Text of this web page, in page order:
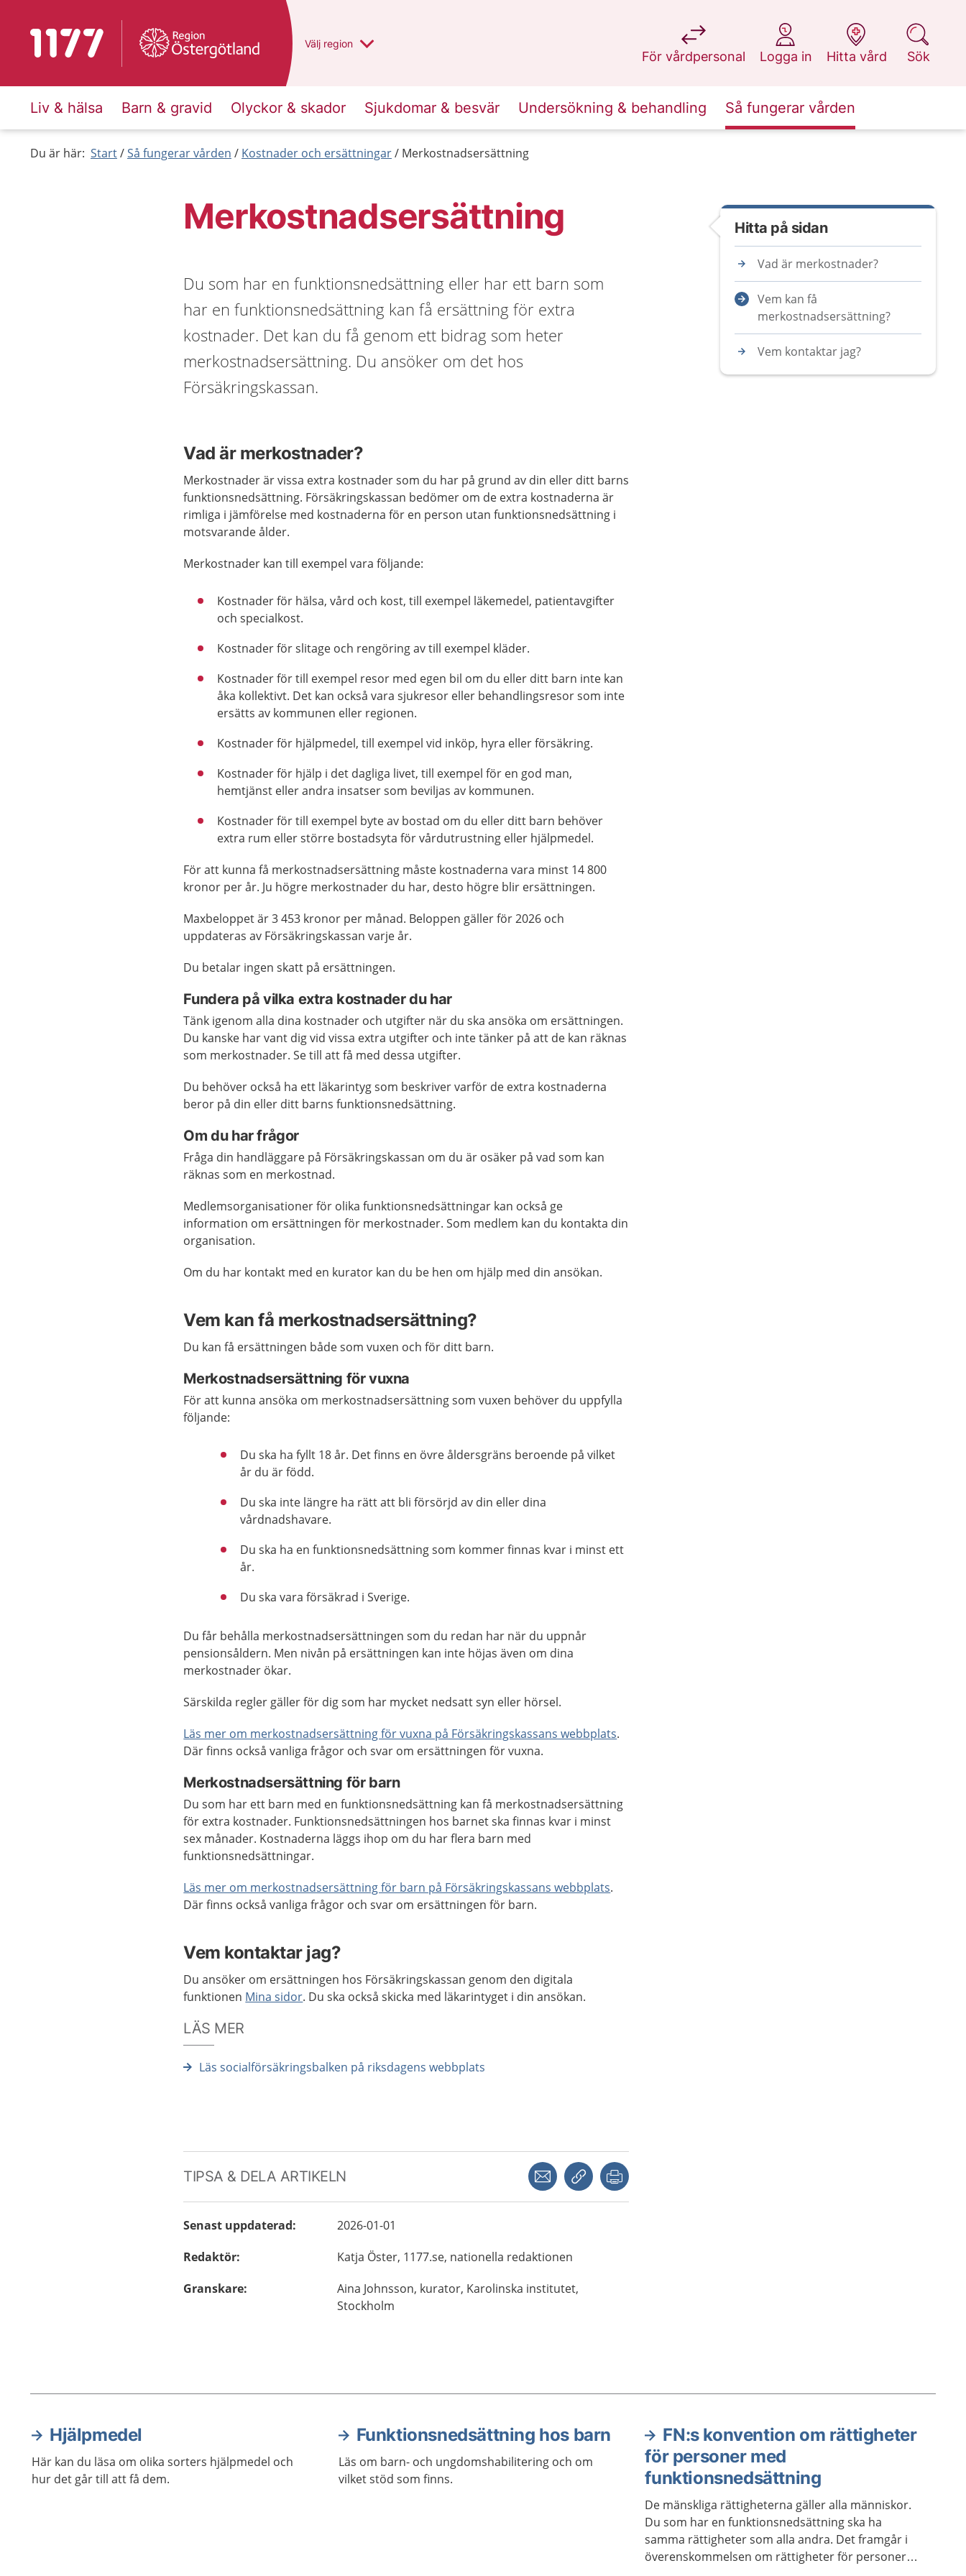
Till startsidan för 1177 Du har valt region
Välj en annan
region
För vårdpersonal
på 1177.se
Logga in
på 1177.se
Hitta vård
på 1177.se
Sök
på 1177.se
Liv & hälsa Barn & gravid Olyckor & skador Sjukdomar & besvär Undersökning & behandling Så fungerar vården
Du är här: Start Så fungerar vården Kostnader och ersättningar Merkostnadsersättning
Merkostnadsersättning
Du som har en funktionsnedsättning eller har ett barn som
har en funktionsnedsättning kan få ersättning för extra
kostnader. Det kan du få genom ett bidrag som heter
merkostnadsersättning. Du ansöker om det hos
Försäkringskassan.
Vad är merkostnader?
Merkostnader är vissa extra kostnader som du har på grund av din eller ditt barns
funktionsnedsättning. Försäkringskassan bedömer om de extra kostnaderna är
rimliga i jämförelse med kostnaderna för en person utan funktionsnedsättning i
motsvarande ålder.
Merkostnader kan till exempel vara följande:
Kostnader för hälsa, vård och kost, till exempel läkemedel, patientavgifter
och specialkost.
Kostnader för slitage och rengöring av till exempel kläder.
Kostnader för till exempel resor med egen bil om du eller ditt barn inte kan
åka kollektivt. Det kan också vara sjukresor eller behandlingsresor som inte
ersätts av kommunen eller regionen.
Kostnader för hjälpmedel, till exempel vid inköp, hyra eller försäkring.
Kostnader för hjälp i det dagliga livet, till exempel för en god man,
hemtjänst eller andra insatser som beviljas av kommunen.
Kostnader för till exempel byte av bostad om du eller ditt barn behöver
extra rum eller större bostadsyta för vårdutrustning eller hjälpmedel.
För att kunna få merkostnadsersättning måste kostnaderna vara minst 14 800
kronor per år. Ju högre merkostnader du har, desto högre blir ersättningen.
Maxbeloppet är 3 453 kronor per månad. Beloppen gäller för 2026 och
uppdateras av Försäkringskassan varje år.
Du betalar ingen skatt på ersättningen.
Fundera på vilka extra kostnader du har
Tänk igenom alla dina kostnader och utgifter när du ska ansöka om ersättningen.
Du kanske har vant dig vid vissa extra utgifter och inte tänker på att de kan räknas
som merkostnader. Se till att få med dessa utgifter.
Du behöver också ha ett läkarintyg som beskriver varför de extra kostnaderna
beror på din eller ditt barns funktionsnedsättning.
Om du har frågor
Fråga din handläggare på Försäkringskassan om du är osäker på vad som kan
räknas som en merkostnad.
Medlemsorganisationer för olika funktionsnedsättningar kan också ge
information om ersättningen för merkostnader. Som medlem kan du kontakta din
organisation.
Om du har kontakt med en kurator kan du be hen om hjälp med din ansökan.
Vem kan få merkostnadsersättning?
Du kan få ersättningen både som vuxen och för ditt barn.
Merkostnadsersättning för vuxna
För att kunna ansöka om merkostnadsersättning som vuxen behöver du uppfylla
följande:
Du ska ha fyllt 18 år. Det finns en övre åldersgräns beroende på vilket
år du är född.
Du ska inte längre ha rätt att bli försörjd av din eller dina
vårdnadshavare.
Du ska ha en funktionsnedsättning som kommer finnas kvar i minst ett
år.
Du ska vara försäkrad i Sverige.
Du får behålla merkostnadsersättningen som du redan har när du uppnår
pensionsåldern. Men nivån på ersättningen kan inte höjas även om dina
merkostnader ökar.
Särskilda regler gäller för dig som har mycket nedsatt syn eller hörsel.
Läs mer om merkostnadsersättning för vuxna på Försäkringskassans webbplats.
Där finns också vanliga frågor och svar om ersättningen för vuxna.
Merkostnadsersättning för barn
Du som har ett barn med en funktionsnedsättning kan få merkostnadsersättning
för extra kostnader. Funktionsnedsättningen hos barnet ska finnas kvar i minst
sex månader. Kostnaderna läggs ihop om du har flera barn med
funktionsnedsättningar.
Läs mer om merkostnadsersättning för barn på Försäkringskassans webbplats.
Där finns också vanliga frågor och svar om ersättningen för barn.
Vem kontaktar jag?
Du ansöker om ersättningen hos Försäkringskassan genom den digitala
funktionen Mina sidor. Du ska också skicka med läkarintyget i din ansökan.
LÄS MER
Läs socialförsäkringsbalken på riksdagens webbplats
TIPSA & DELA ARTIKELN Dela via mejlKopiera länk
Senast uppdaterad:
2026-01-01
Redaktör: Katja Öster, 1177.se, nationella redaktionen
Granskare: Aina Johnsson, kurator, Karolinska institutet,
Stockholm
Hitta på sidan
Vad är merkostnader?
Vem kan få
merkostnadsersättning?
Vem kontaktar jag?
Aktuella artiklar
Hjälpmedel
Här kan du läsa om olika sorters hjälpmedel och
hur det går till att få dem.
Funktionsnedsättning hos barn
Läs om barn- och ungdomshabilitering och om
vilket stöd som finns.
FN:s konvention om rättigheter
för personer med
funktionsnedsättning
De mänskliga rättigheterna gäller alla människor.
Du som har en funktionsnedsättning ska ha
samma rättigheter som alla andra. Det framgår i
överenskommelsen om rättigheter för personer